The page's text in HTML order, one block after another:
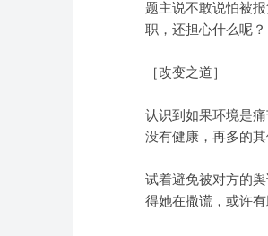
题主说不敢说怕被
职，还担心什么呢？
［改变之道］
认识到如果环境是
没有健康，再多的其
试着避免被对方的
得她在撒谎，或许